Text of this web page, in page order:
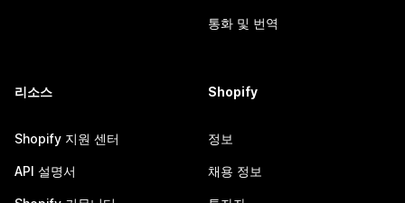
통화 및 번역
리소스
Shopify 지원 센터
API 설명서
Shopify
정보
채용 정보